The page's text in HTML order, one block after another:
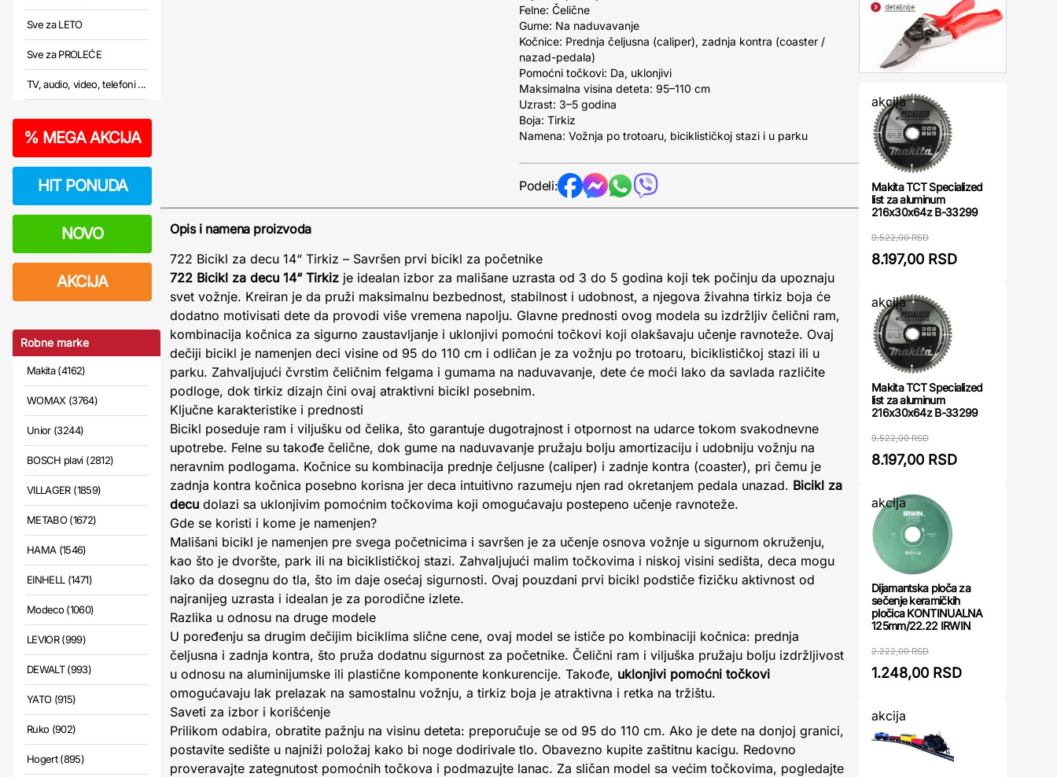
Sve za LETO
Sve za PROLEĆE
TV, audio, video, telefoni ...
% MEGA AKCIJA
HIT PONUDA
NOVO
AKCIJA
Robne marke
Makita (4162)
WOMAX (3764)
Unior (3244)
BOSCH plavi (2812)
VILLAGER (1859)
METABO (1672)
HAMA (1546)
EINHELL (1471)
Modeco (1060)
LEVIOR (999)
DEWALT (993)
YATO (915)
Ruko (902)
Hogert (895)
Felne: Čelične
Gume: Na naduvavanje
Kočnice: Prednja čeljusna (caliper), zadnja kontra (coaster /
nazad-pedala)
Pomoćni točkovi: Da, uklonjivi
Maksimalna visina deteta: 95–110 cm
Uzrast: 3–5 godina
Boja: Tirkiz
Namena: Vožnja po trotoaru, biciklističkoj stazi i u parku
Podeli:
Opis i namena proizvoda
722 Bicikl za decu 14“ Tirkiz – Savršen prvi bicikl za početnike
722 Bicikl za decu 14“ Tirkiz je idealan izbor za mališane uzrasta od 3 do 5 godina koji tek počinju da upoznaju
svet vožnje. Kreiran je da pruži maksimalnu bezbednost, stabilnost i udobnost, a njegova živahna tirkiz boja će
dodatno motivisati dete da provodi više vremena napolju. Glavne prednosti ovog modela su izdržljiv čelični ram,
kombinacija kočnica za sigurno zaustavljanje i uklonjivi pomoćni točkovi koji olakšavaju učenje ravnoteže. Ovaj
dečiji bicikl je namenjen deci visine od 95 do 110 cm i odličan je za vožnju po trotoaru, biciklističkoj stazi ili u
parku. Zahvaljujući čvrstim čeličnim felgama i gumama na naduvavanje, dete će moći lako da savlada različite
podloge, dok tirkiz dizajn čini ovaj atraktivni bicikl posebnim.
Ključne karakteristike i prednosti
Bicikl poseduje ram i viljušku od čelika, što garantuje dugotrajnost i otpornost na udarce tokom svakodnevne
upotrebe. Felne su takođe čelične, dok gume na naduvavanje pružaju bolju amortizaciju i udobniju vožnju na
neravnim podlogama. Kočnice su kombinacija prednje čeljusne (caliper) i zadnje kontra (coaster), pri čemu je
zadnja kontra kočnica posebno korisna jer deca intuitivno razumeju njen rad okretanjem pedala unazad. Bicikl za
decu dolazi sa uklonjivim pomoćnim točkovima koji omogućavaju postepeno učenje ravnoteže.
Gde se koristi i kome je namenjen?
Mališani bicikl je namenjen pre svega početnicima i savršen je za učenje osnova vožnje u sigurnom okruženju,
kao što je dvoršte, park ili na biciklističkoj stazi. Zahvaljujući malim točkovima i niskoj visini sedišta, deca mogu
lako da dosegnu do tla, što im daje osećaj sigurnosti. Ovaj pouzdani prvi bicikl podstiče fizičku aktivnost od
najranijeg uzrasta i idealan je za porodične izlete.
Razlika u odnosu na druge modele
U poređenju sa drugim dečijim biciklima slične cene, ovaj model se ističe po kombinaciji kočnica: prednja
čeljusna i zadnja kontra, što pruža dodatnu sigurnost za početnike. Čelični ram i viljuška pružaju bolju izdržljivost
u odnosu na aluminijumske ili plastične komponente konkurencije. Takođe, uklonjivi pomoćni točkovi
omogućavaju lak prelazak na samostalnu vožnju, a tirkiz boja je atraktivna i retka na tržištu.
Saveti za izbor i korišćenje
Prilikom odabira, obratite pažnju na visinu deteta: preporučuje se od 95 do 110 cm. Ako je dete na donjoj granici,
postavite sedište u najniži položaj kako bi noge dodirivale tlo. Obavezno kupite zaštitnu kacigu. Redovno
proveravajte zategnutost pomoćnih točkova i podmazujte lanac. Za sličan model sa većim točkovima, pogledajte
akcija
Makita TCT Specialized
list za aluminum
216x30x64z B-33299
9.522,00 RSD
8.197,00 RSD
akcija
Makita TCT Specialized
list za aluminum
216x30x64z B-33299
9.522,00 RSD
8.197,00 RSD
akcija
Dijamantska ploča za
sečenje keramičkih
pločica KONTINUALNA
125mm/22.22 IRWIN
2.222,00 RSD
1.248,00 RSD
akcija